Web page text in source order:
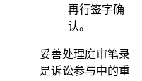
再行签字确
认。
妥善处理庭审笔录
是诉讼参与中的重